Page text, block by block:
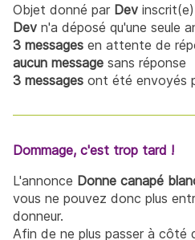
Objet donné par Dev
Dev n'a déposé qu'une seule
3 messages en attente de
aucun message sans réponse
3 messages ont été envoyés
Dommage, c'est trop tard !
L'annonce Donne canapé
vous ne pouvez donc plus
donneur.
Afin de ne plus passer à côté